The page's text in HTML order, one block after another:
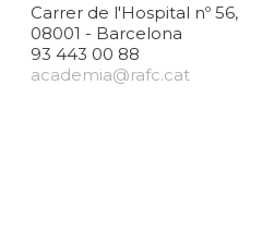
Carrer de l'Hospital nº 56,
08001 - Barcelona
93 443 00 88
academia@rafc.cat